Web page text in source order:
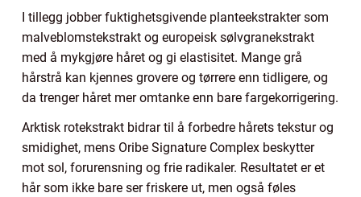
I tillegg jobber fuktighetsgivende planteekstrakter som
malveblomstekstrakt og europeisk sølvgranekstrakt
med å mykgjøre håret og gi elastisitet. Mange grå
hårstrå kan kjennes grovere og tørrere enn tidligere, og
da trenger håret mer omtanke enn bare fargekorrigering.
Arktisk rotekstrakt bidrar til å forbedre hårets tekstur og
smidighet, mens Oribe Signature Complex beskytter
mot sol, forurensning og frie radikaler. Resultatet er et
hår som ikke bare ser friskere ut, men også føles